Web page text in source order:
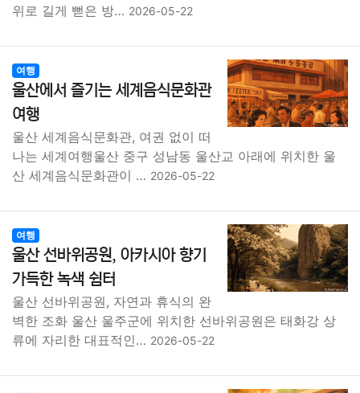
위로 길게 뻗은 방… 2026-05-22
여행
울산에서 즐기는 세계음식문화관
여행
울산 세계음식문화관, 여권 없이 떠
나는 세계여행울산 중구 성남동 울산교 아래에 위치한 울
산 세계음식문화관이 … 2026-05-22
여행
울산 선바위공원, 아카시아 향기
가득한 녹색 쉼터
울산 선바위공원, 자연과 휴식의 완
벽한 조화 울산 울주군에 위치한 선바위공원은 태화강 상
류에 자리한 대표적인… 2026-05-22